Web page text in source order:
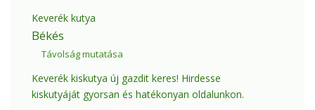
Keverék kutya
Békés
Távolság mutatása
Keverék kiskutya új gazdit keres! Hirdesse
kiskutyáját gyorsan és hatékonyan oldalunkon.